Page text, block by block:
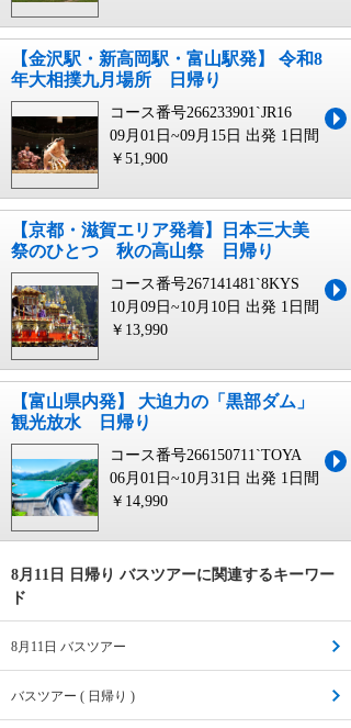
【金沢駅・新高岡駅・富山駅発】 令和8
年大相撲九月場所 日帰り
コース番号266233901`JR16
09月01日~09月15日 出発 1日間
￥51,900
【京都・滋賀エリア発着】日本三大美
祭のひとつ 秋の高山祭 日帰り
コース番号267141481`8KYS
10月09日~10月10日 出発 1日間
￥13,990
【富山県内発】 大迫力の「黒部ダム」
観光放水 日帰り
コース番号266150711`TOYA
06月01日~10月31日 出発 1日間
￥14,990
8月11日 日帰り バスツアーに関連するキーワー
ド
8月11日 バスツアー
バスツアー ( 日帰り )